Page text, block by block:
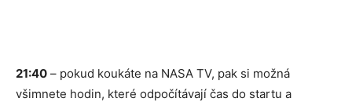
21:40 – pokud koukáte na NASA TV, pak si možná
všimnete hodin, které odpočítávají čas do startu a